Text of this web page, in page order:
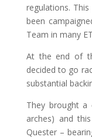
regulations.
been
Team in many
At the end of
decided to go
substantial
They brought a
arches) and
Quester –